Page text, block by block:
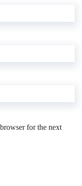
for the next